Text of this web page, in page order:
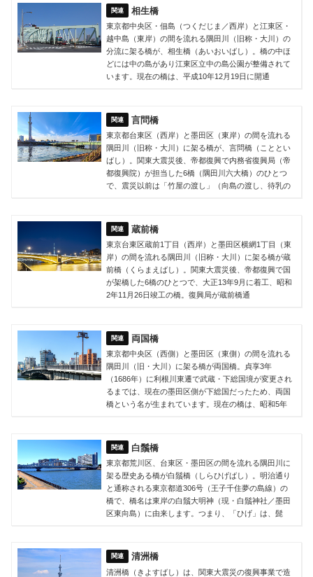
相生橋
東京都中央区・佃島（つくだじま／西岸）と江東区・
越中島（東岸）の間を流れる隅田川（旧称・大川）の
分流に架る橋が、相生橋（あいおいばし）。橋の中ほ
どには中の島があり江東区立中の島公園が整備されて
います。現在の橋は、平成10年12月19日に開通
言問橋
東京都台東区（西岸）と墨田区（東岸）の間を流れる
隅田川（旧称・大川）に架る橋が、言問橋（こととい
ばし）。関東大震災後、帝都復興で内務省復興局（帝
都復興院）が担当した6橋（隅田川六大橋）のひとつ
で、震災以前は「竹屋の渡し」（向島の渡し、待乳の
蔵前橋
東京台東区蔵前1丁目（西岸）と墨田区横網1丁目（東
岸）の間を流れる隅田川（旧称・大川）に架る橋が蔵
前橋（くらまえばし）。関東大震災後、帝都復興で国
が架橋した6橋のひとつで、大正13年9月に着工、昭和
2年11月26日竣工の橋。復興局が蔵前橋通
両国橋
東京都中央区（西側）と墨田区（東側）の間を流れる
隅田川（旧・大川）に架る橋が両国橋。貞享3年
（1686年）に利根川東遷で武蔵・下総国境が変更され
るまでは、現在の墨田区側が下総国だったため、両国
橋という名が生まれています。現在の橋は、昭和5年
白鬚橋
東京都荒川区、台東区・墨田区の間を流れる隅田川に
架る歴史ある橋が白鬚橋（しらひげばし）。明治通り
と通称される東京都道306号（王子千住夢の島線）の
橋で、橋名は東岸の白鬚大明神（現・白鬚神社／墨田
区東向島）に由来します。つまり、「ひげ」は、髭
清洲橋
清洲橋（きよすばし）は、関東大震災の復興事業で造